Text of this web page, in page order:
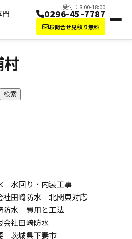
受付：8:00-18:00
0296-45-7787
お問合せ見積り無料
水回り・内装工事
田崎防水｜北関東対応
防水｜費用と工法
会社田崎防水
｜茨城県下妻市